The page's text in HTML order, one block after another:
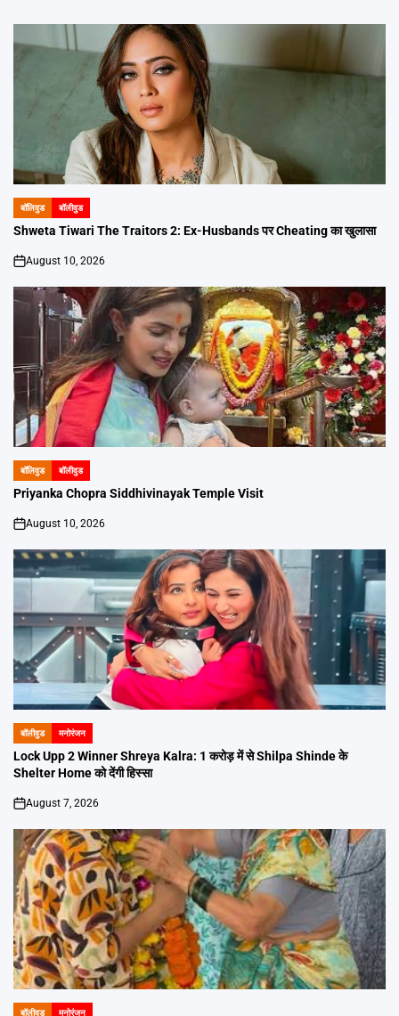
POSTED
IN
बॉलिवुड बॉलीवुड
Shweta Tiwari The Traitors 2: Ex-Husbands पर Cheating का खुलासा
on
August 10, 2026
POSTED
IN
बॉलिवुड बॉलीवुड
Priyanka Chopra Siddhivinayak Temple Visit
on
August 10, 2026
POSTED
IN
बॉलीवुड मनोरंजन
Lock Upp 2 Winner Shreya Kalra: 1 करोड़ में से Shilpa Shinde के
Shelter Home को देंगी हिस्सा
on
August 7, 2026
बॉलीवुड मनोरंजन